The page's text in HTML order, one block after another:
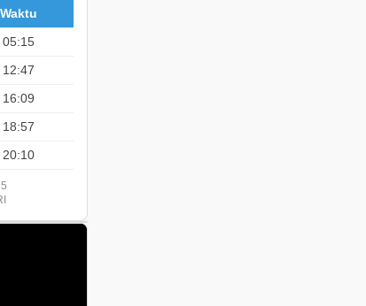
Waktu
05:15
12:47
16:09
18:57
20:10